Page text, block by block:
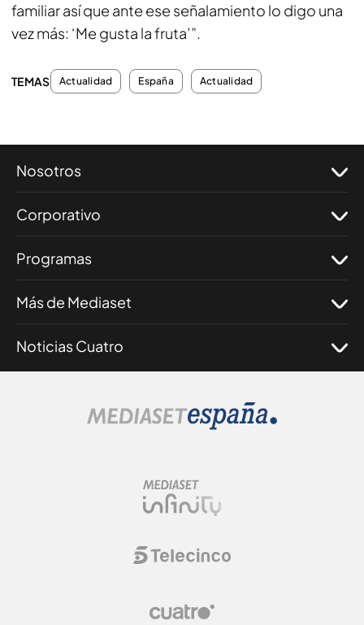
familiar así que ante ese señalamiento lo digo una
vez más: ‘Me gusta la fruta’”.
TEMAS Actualidad España Actualidad
Nosotros
Corporativo
Programas
Más de Mediaset
Noticias Cuatro